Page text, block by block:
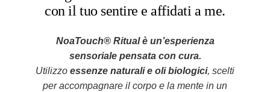
con il tuo sentire e affidati a me.
NoaTouch® Ritualè un’esperienza
sensoriale pensata con cura.
Utilizzo essenze naturali e oli biologici, scelti
per accompagnare il corpo e la mente in un